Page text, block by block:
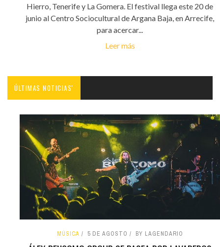
Hierro, Tenerife y La Gomera. El festival llega este 20 de
junio al Centro Sociocultural de Argana Baja, en Arrecife,
para acercar...
Leer más
ÚLTIMAS NOTICIAS'
MÚSICA 5 DE AGOSTO BY LAGENDARIO